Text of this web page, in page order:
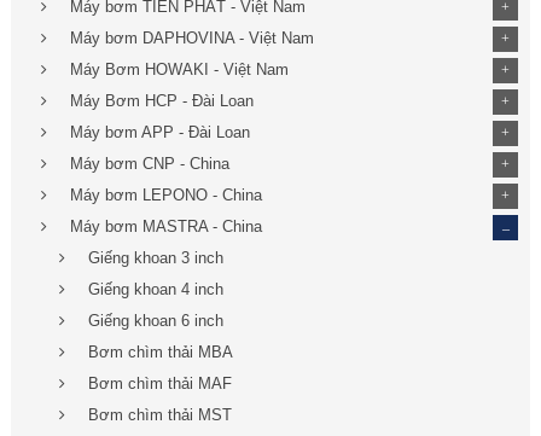
Máy bơm TIẾN PHÁT - Việt Nam +
Máy bơm DAPHOVINA - Việt Nam +
Máy Bơm HOWAKI - Việt Nam +
Máy Bơm HCP - Đài Loan +
Máy bơm APP - Đài Loan +
Máy bơm CNP - China +
Máy bơm LEPONO - China +
Máy bơm MASTRA - China
Giếng khoan 3 inch
Giếng khoan 4 inch
Giếng khoan 6 inch
Bơm chìm thải MBA
Bơm chìm thải MAF
Bơm chìm thải MST